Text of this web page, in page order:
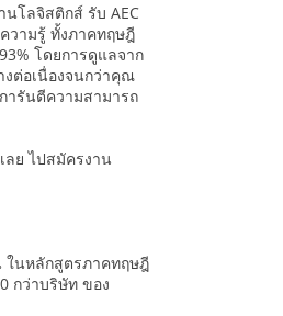
โลจิสติกส์ รับ AEC
วามรู้ ทั้งภาคทฤษฎี
โดยการดูแลจาก
ต่อเนื่องจนกว่าคุณ
ารันตีความสามารถ
ย ไปสมัครงาน
ในหลักสูตรภาคทฤษฎี
กว่าบริษัท ของ